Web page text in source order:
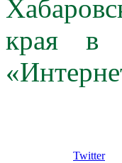
края в
Twitter